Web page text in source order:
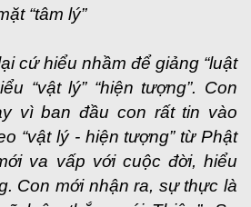
“tâm lý”
cứ hiểu nhầm để giảng “luật
“vật lý” “hiện tượng”. Con
vì ban đầu con rất tin vào
“vật lý - hiện tượng” từ Phật
va vấp với cuộc đời, hiểu
Con mới nhận ra, sự thực là